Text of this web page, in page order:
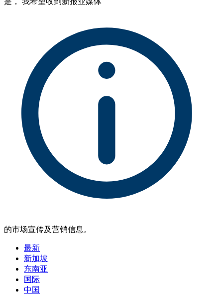
的市场宣传及营销信息。
最新
新加坡
东南亚
国际
中国